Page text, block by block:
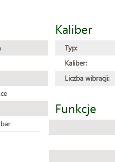
Kaliber
Typ:
Kaliber:
Liczba wibracji:
Funkcje